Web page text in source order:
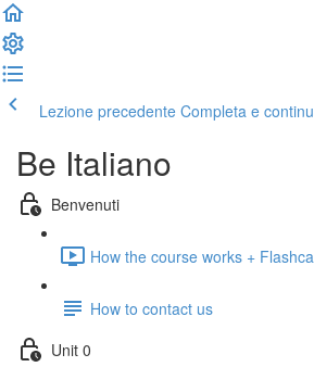
Lezione precedente Completa e
Be Italiano
Benvenuti
How the course works +
How to contact us
Unit 0